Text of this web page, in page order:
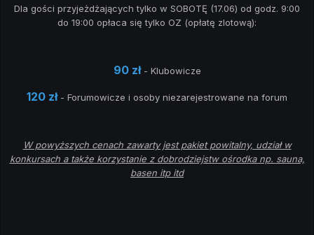
Dla gości przyjeżdżających tylko w SOBOTĘ (17.06) od godz. 9:00
do 19:00 opłaca się tylko OZ (opłatę zlotową):
90 zł- Klubowicze
120 zł- Forumowicze i osoby niezarejestrowane na forum
W powyższych cenach zawarty jest pakiet powitalny, udział w
konkursach a także korzystanie z dobrodziejstw ośrodka np. sauna,
basen itp itd